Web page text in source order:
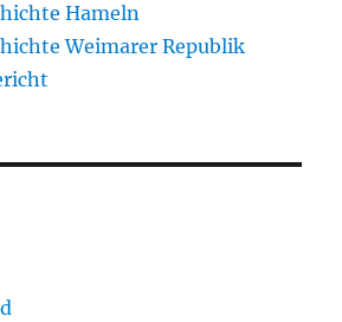
Hameln
Weimarer Republik